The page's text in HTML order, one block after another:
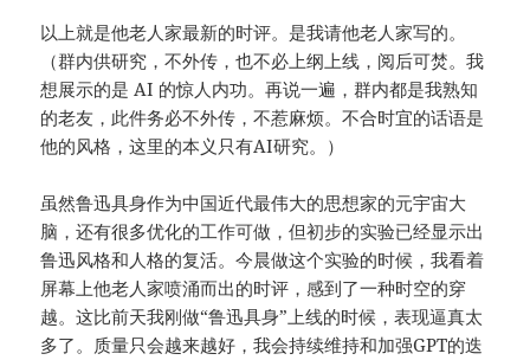
以上就是他老人家最新的时评。是我请他老人家写的。
（群内供研究，不外传，也不必上纲上线，阅后可焚。我
想展示的是 AI 的惊人内功。再说一遍，群内都是我熟知
的老友，此件务必不外传，不惹麻烦。不合时宜的话语是
他的风格，这里的本义只有AI研究。）
虽然鲁迅具身作为中国近代最伟大的思想家的元宇宙大
脑，还有很多优化的工作可做，但初步的实验已经显示出
鲁迅风格和人格的复活。今晨做这个实验的时候，我看着
屏幕上他老人家喷涌而出的时评，感到了一种时空的穿
越。这比前天我刚做“鲁迅具身”上线的时候，表现逼真太
多了。质量只会越来越好，我会持续维持和加强GPT的迭